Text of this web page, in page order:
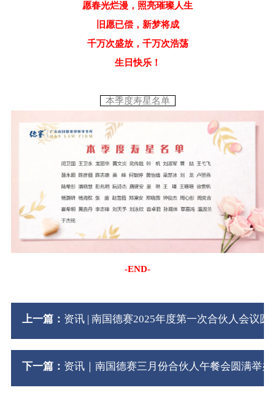
愿春光烂漫，照亮璀璨人生
旧愿已偿，新梦将成
千万次盛放，千万次浩荡
生日快乐！
本季度寿星名单
-END-
上一篇： 资讯 | 南国德赛2025年度第一次合伙人会议
下一篇： 资讯｜南国德赛三月份合伙人午餐会圆满举办